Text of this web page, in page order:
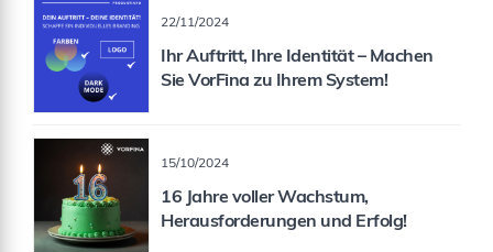
22/11/2024
Ihr Auftritt, Ihre Identität – Machen
Sie VorFina zu Ihrem System!
15/10/2024
16 Jahre voller Wachstum,
Herausforderungen und Erfolg!